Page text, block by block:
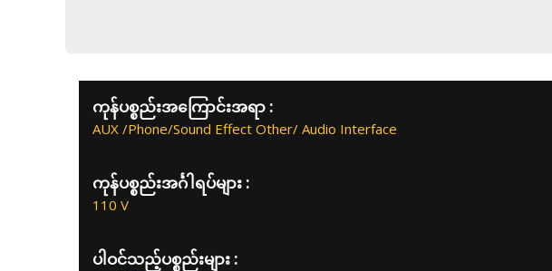
ကုန်ပစ္စည်းအကြောင်းအရာ :
AUX /Phone/Sound Effect Other/ Audio Interface
ကုန်ပစ္စည်းအင်္ဂါရပ်များ :
110 V
ပါဝင်သည့်ပစ္စည်းများ :